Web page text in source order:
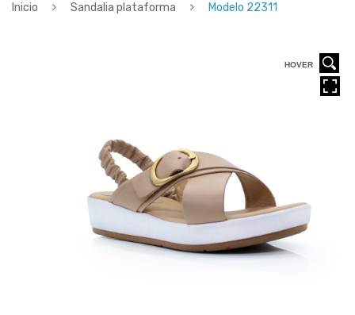
Inicio Sandalia plataforma Modelo 22311
HOVER
HOVER
HOVER